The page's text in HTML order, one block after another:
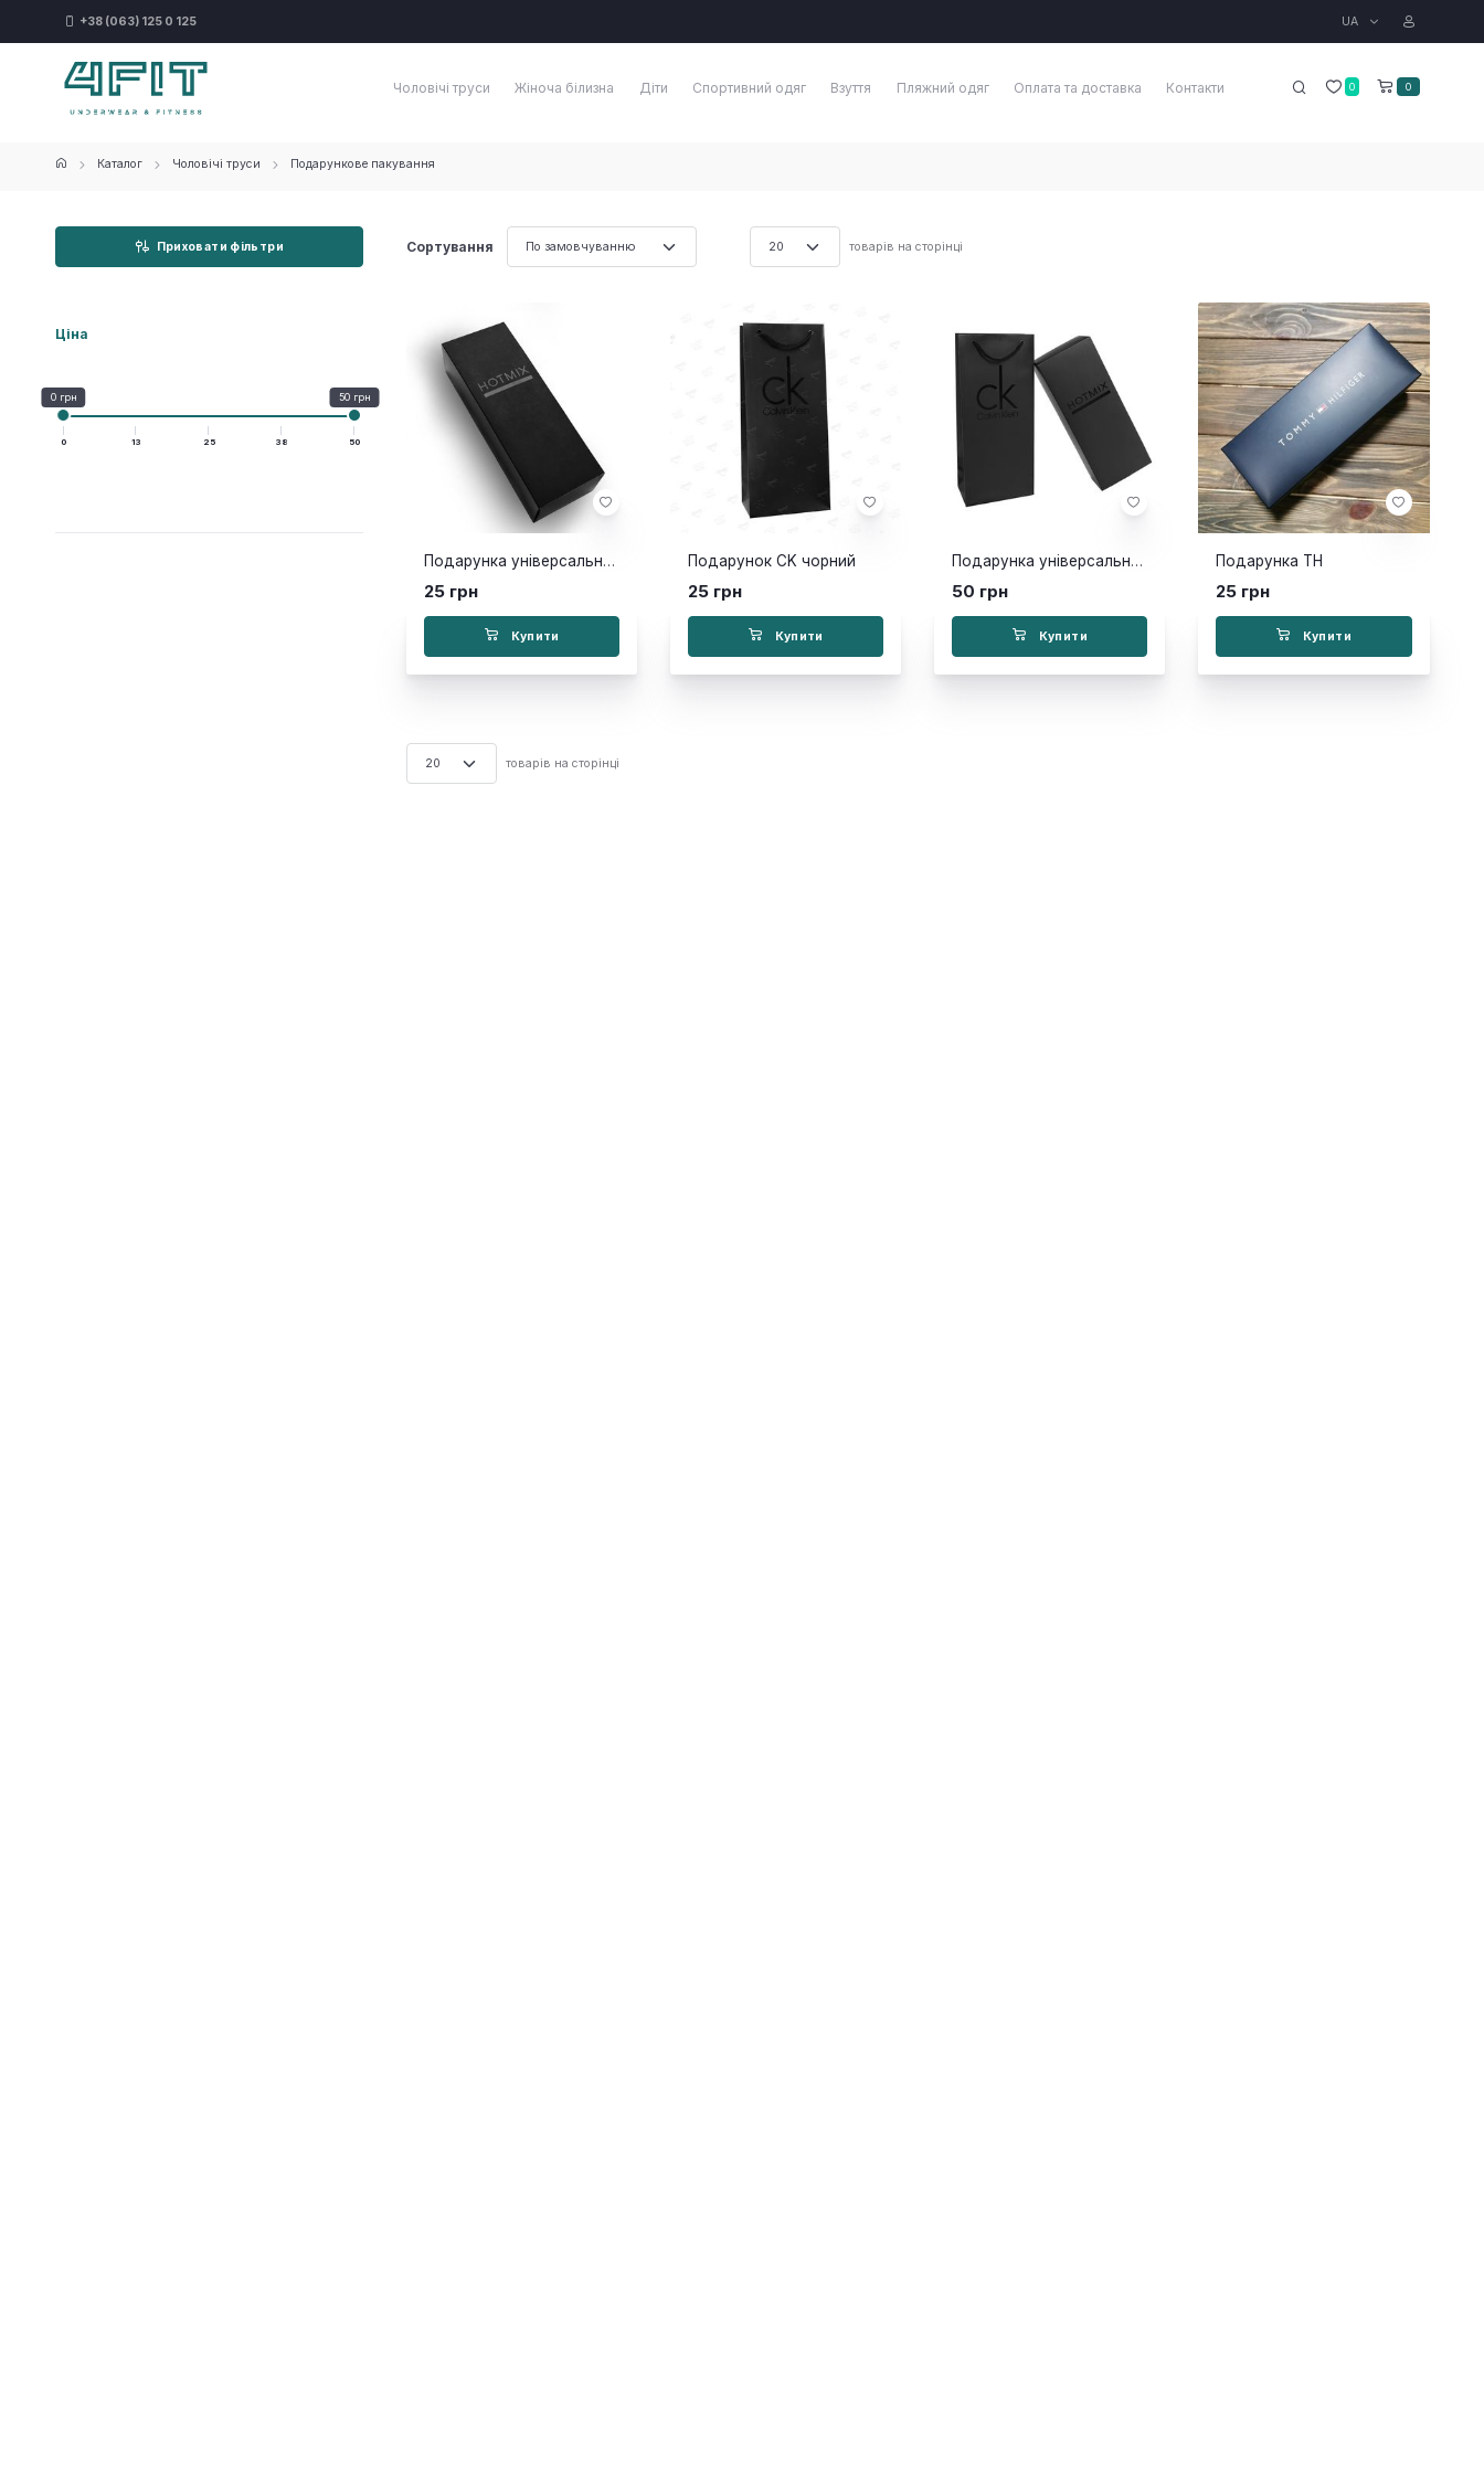
+38 (063) 125 0 125 UA
0 0
Чоловічі труси Жіноча білизна Діти Спортивний одяг Взуття Пляжний одяг Оплата та доставка Контакти
Каталог Чоловічі труси Подарункове пакування
Приховати фільтри Сортування товарів на сторінці
Ціна
0 грн 50 грн
0 13 25 38 50
Подарунка універсальна чорна
25 грн
Купити
Подарунок CK чорний
25 грн
Купити
Подарунка універсальна + пакет
50 грн
Купити
Подарунка TH
25 грн
Купити
товарів на сторінці